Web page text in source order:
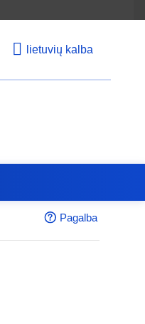
lietuvių kalba
Pagalba